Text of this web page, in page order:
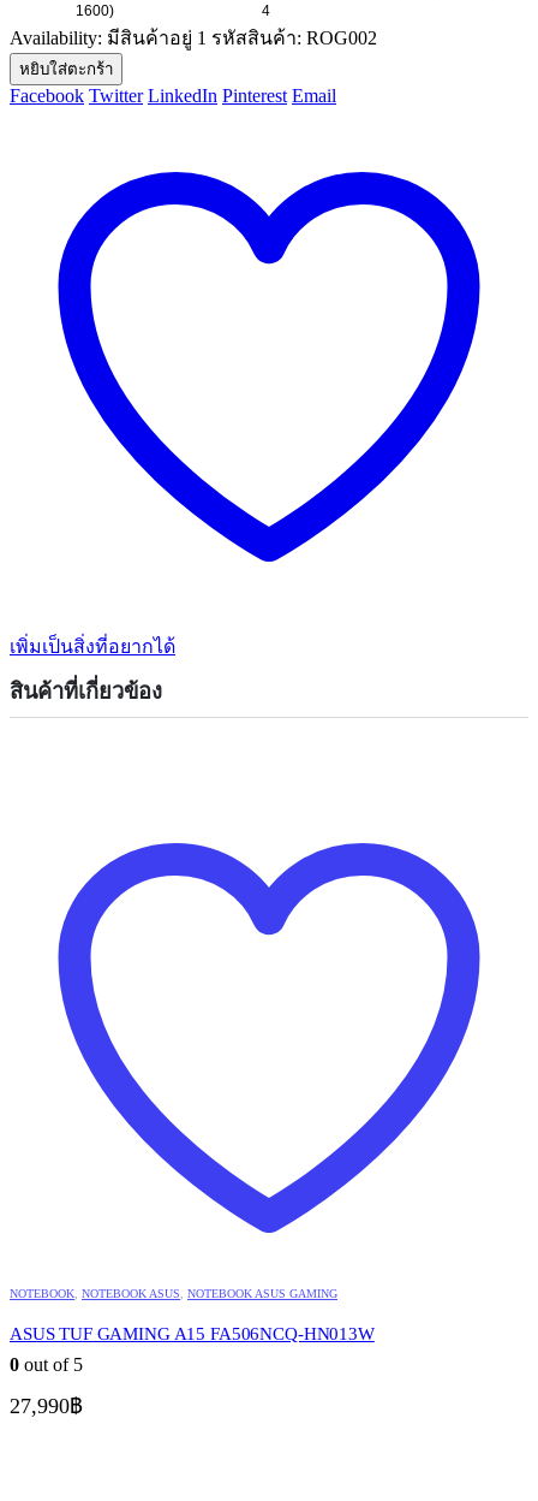
1600)
4
Availability: มีสินค้าอยู่ 1 รหัสสินค้า: ROG002
หยิบใส่ตะกร้า
Facebook Twitter LinkedIn Pinterest Email
เพิ่มเป็นสิ่งที่อยากได้
สินค้าที่เกี่ยวข้อง
NOTEBOOK NOTEBOOK ASUS NOTEBOOK ASUS GAMING
ASUS TUF GAMING A15 FA506NCQ-HN013W
0 out of 5
27,990฿